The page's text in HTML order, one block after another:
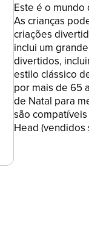
Este é o
As crianças
criações
inclui um
divertidos,
estilo clássico
por mais de 65
de Natal para
são
Head
MISTURAR AS